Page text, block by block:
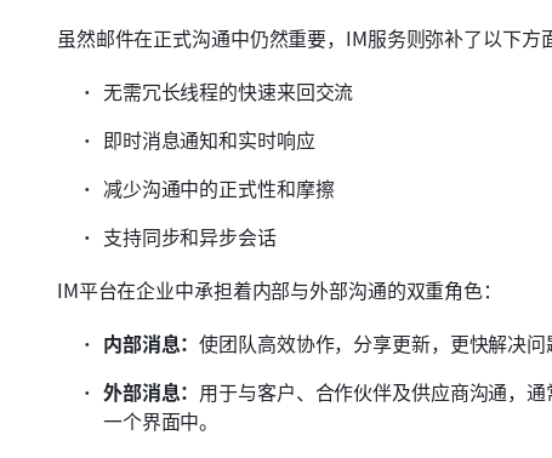
虽然邮件在正式沟通中仍然重要，IM服务则弥补了以下方
无需冗长线程的快速来回交流
即时消息通知和实时响应
减少沟通中的正式性和摩擦
支持同步和异步会话
IM平台在企业中承担着内部与外部沟通的双重角色：
内部消息：使团队高效协作，分享更新，更快解决问
外部消息： 用于与客户、合作伙伴及供应商沟通，
一个界面中。